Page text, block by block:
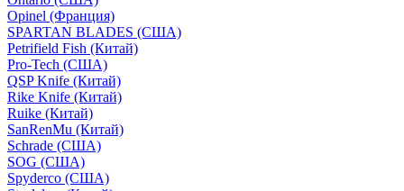
Opinel (Франция)
SPARTAN BLADES (США)
Petrifield Fish (Китай)
Pro-Tech (США)
QSP Knife (Китай)
Rike Knife (Китай)
Ruike (Китай)
SanRenMu (Китай)
Schrade (США)
SOG (США)
Spyderco (США)